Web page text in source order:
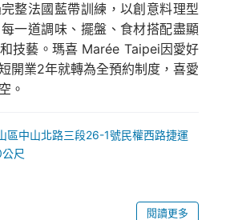
整法國藍帶訓練，以創意料理型
一道調味、擺盤、食材搭配盡顯
技藝。瑪喜 Marée Taipei因愛好
開業2年就轉為全預約制度，喜愛
。
區中山北路三段26-1號民權西路捷運
尺
閱讀更多